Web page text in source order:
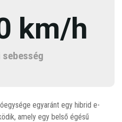
km/h
sebesség
egyaránt egy hibrid e-
amely egy belső égésű